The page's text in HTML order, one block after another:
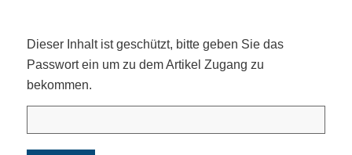
Dieser Inhalt ist geschützt, bitte geben Sie das
Passwort ein um zu dem Artikel Zugang zu
bekommen.